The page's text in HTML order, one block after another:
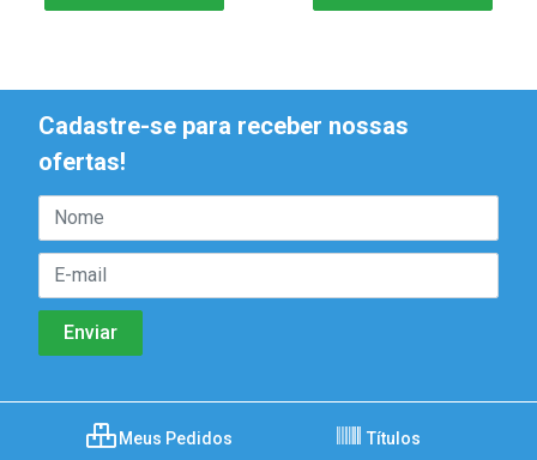
Cadastre-se para receber nossas
ofertas!
Meus Pedidos Títulos